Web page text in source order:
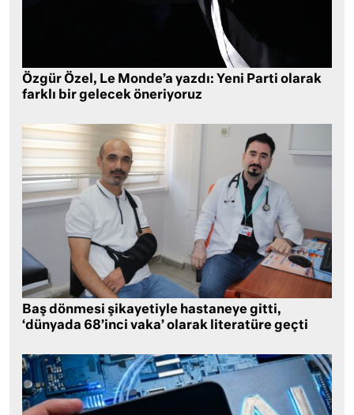
Özgür Özel, Le Monde’a yazdı: Yeni Parti olarak
farklı bir gelecek öneriyoruz
Baş dönmesi şikayetiyle hastaneye gitti,
‘dünyada 68’inci vaka’ olarak literatüre geçti